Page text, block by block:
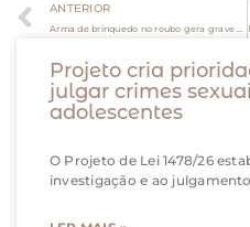
ANTERIOR
Projeto cria
julgar crimes
adolescentes
O Projeto de Lei 1478/26
investigação e ao